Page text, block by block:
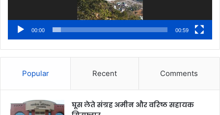
00:00 00:59
Popular Recent Comments
घूस लेते संग्रह अमीन और वरिष्ठ सहायक